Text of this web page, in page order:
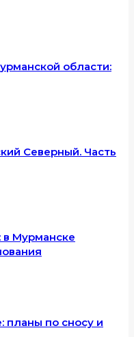
области:
Северный. Часть
в Мурманске
планы по сносу и